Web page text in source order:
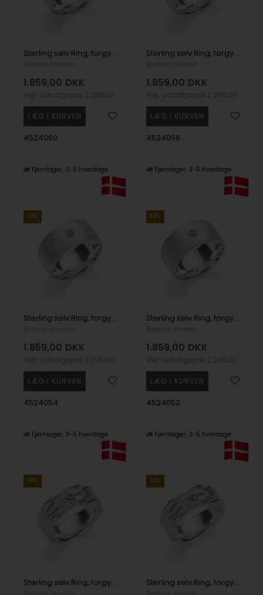
Sterling sølv Ring, forgyldt tekstureret/blank, 0,02ct W-SI
1.859,00 DKK
4524060
Fjernlager 3-5 hverdage
Sterling sølv Ring, forgyldt tekstureret/blank, 0,02ct W-SI
1.859,00 DKK
4524056
Fjernlager 3-5 hverdage
19%
Sterling sølv Ring, forgyldt tekstureret/blank, 0,02ct W-SI
1.859,00 DKK
4524054
Fjernlager 3-5 hverdage
19%
Sterling sølv Ring, forgyldt tekstureret/blank, 0,02ct W-SI
1.859,00 DKK
4524052
Fjernlager 3-5 hverdage
19%
Sterling sølv Ring, forgyldt, rhodineret., tekstureret/blank, 0,015ct
19%
Sterling sølv Ring, forgyldt, rhodineret., tekstureret/blank, 0,015ct